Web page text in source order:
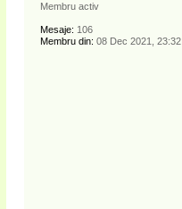
Membru activ
Mesaje: 106
Membru din: 08 Dec 2021, 23:32